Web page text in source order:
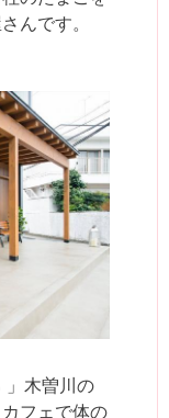
んです。
」木曽川の
フェで体の